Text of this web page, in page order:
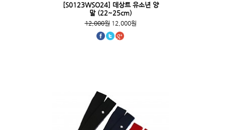
[S0123WSO24] 데상트 유소년 양
말 (22~25cm)
12,000원12,000원